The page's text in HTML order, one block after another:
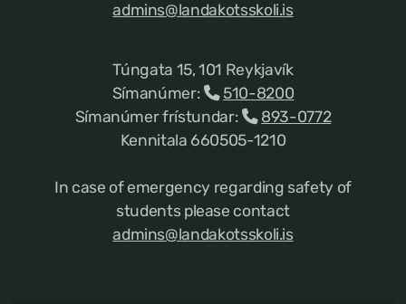
admins@landakotsskoli.is
Túngata 15, 101 Reykjavík
Símanúmer:
510-8200
Símanúmer frístundar:
893-0772
Kennitala 660505-1210
In case of emergency regarding safety of
students please contact
admins@landakotsskoli.is